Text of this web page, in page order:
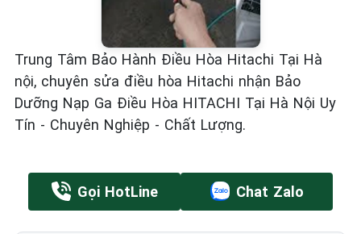
Trung Tâm Bảo Hành Điều Hòa Hitachi Tại Hà
nội, chuyên sửa điều hòa Hitachi nhận Bảo
Dưỡng Nạp Ga Điều Hòa HITACHI Tại Hà Nội Uy
Tín - Chuyên Nghiệp - Chất Lượng.
Gọi HotLine Chat Zalo